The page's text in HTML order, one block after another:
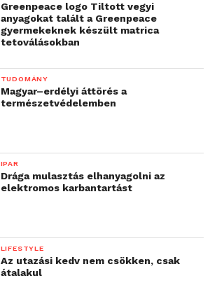
Greenpeace logo Tiltott vegyi
anyagokat talált a Greenpeace
gyermekeknek készült matrica
tetoválásokban
TUDOMÁNY
Magyar–erdélyi áttörés a
természetvédelemben
IPAR
Drága mulasztás elhanyagolni az
elektromos karbantartást
LIFESTYLE
Az utazási kedv nem csökken, csak
átalakul